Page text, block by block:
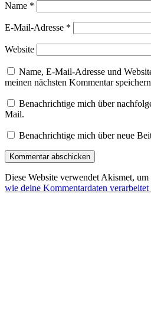
Name *
E-Mail-Adresse *
Website
Name, E-Mail-Adresse und
meinen nächsten Kommentar
Benachrichtige mich über
Mail.
Benachrichtige mich über neue
Diese Website verwendet Akismet, um
wie deine Kommentardaten verarbeitet